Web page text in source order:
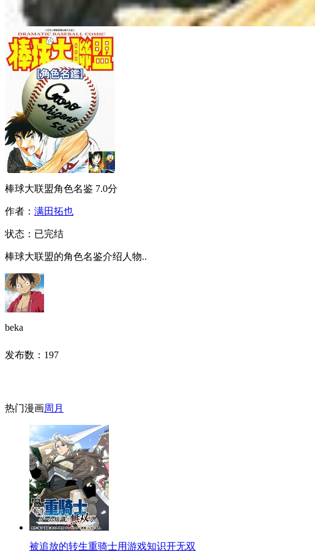
棒球大联盟角色名鉴 7.0分
作者： 满田拓也
状态： 已完结
棒球大联盟的角色名鉴介绍人物..
beka
发布数： 197
热门漫画周 月
被追放的转生重骑士用游戏知识开无双